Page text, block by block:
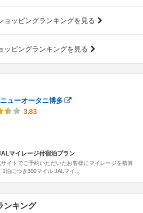
ョッピングランキングを見る
ッピングランキングを見る
ューオータニ博多
3.83
マイレージ付宿泊プラン
イトでご予約いただいたお客様にマイレージを積算
泊につき300マイル JALマイ...
ンキング